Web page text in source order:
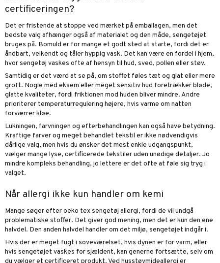
certificeringen?
Det er fristende at stoppe ved mærket på emballagen, men det
bedste valg afhænger også af materialet og den måde, sengetøjet
bruges på. Bomuld er for mange et godt sted at starte, fordi det er
åndbart, velkendt og tåler hyppig vask. Det kan være en fordel i hjem,
hvor sengetøj vaskes ofte af hensyn til hud, sved, pollen eller støv.
Samtidig er det værd at se på, om stoffet føles tæt og glat eller mere
groft. Nogle med eksem eller meget sensitiv hud foretrækker bløde,
glatte kvaliteter, fordi friktionen mod huden bliver mindre. Andre
prioriterer temperaturregulering højere, hvis varme om natten
forværrer kløe.
Lukningen, farvningen og efterbehandlingen kan også have betydning.
Kraftige farver og meget behandlet tekstil er ikke nødvendigvis
dårlige valg, men hvis du ønsker det mest enkle udgangspunkt,
vælger mange lyse, certificerede tekstiler uden unødige detaljer. Jo
mindre kompleks behandling, jo lettere er det ofte at føle sig tryg i
valget.
Når allergi ikke kun handler om kemi
Mange søger efter oeko tex sengetøj allergi, fordi de vil undgå
problematiske stoffer. Det giver god mening, men det er kun den ene
halvdel. Den anden halvdel handler om det miljø, sengetøjet indgår i.
Hvis der er meget fugt i soveværelset, hvis dynen er for varm, eller
hvis sengetøjet vaskes for sjældent, kan generne fortsætte, selv om
du vælger et certificeret produkt. Ved husstøvmideallergi er